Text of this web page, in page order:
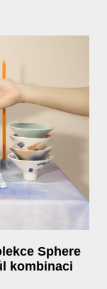
Sphere
kombinaci